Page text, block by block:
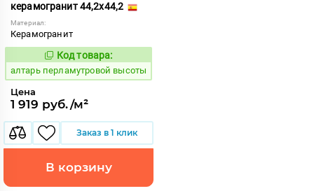
керамогранит 44,2x44,2
Материал:
Керамогранит
Код:
8882
Код товара:
алтарь перламутровой высоты
Цена
1 919 руб./м²
Заказ в 1 клик
В корзину